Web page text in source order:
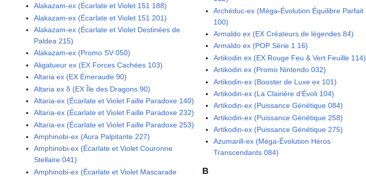
Alakazam-ex (Écarlate et Violet 151 188)
Alakazam-ex (Écarlate et Violet 151 201)
Alakazam-ex (Écarlate et Violet Destinées de
Paldea 215)
Alakazam-ex (Promo SV 050)
Aligatueur ex (EX Forces Cachées 103)
Altaria ex (EX Émeraude 90)
Altaria ex δ (EX Île des Dragons 90)
Altaria-ex (Écarlate et Violet Faille Paradoxe 140)
Altaria-ex (Écarlate et Violet Faille Paradoxe 232)
Altaria-ex (Écarlate et Violet Faille Paradoxe 253)
Amphinobi-ex (Aura Palpitante 227)
Amphinobi-ex (Écarlate et Violet Couronne
Stellaire 041)
Amphinobi-ex (Écarlate et Violet Mascarade
Archéduc-ex (Méga-Évolution Équilibre Parfait
100)
Armaldo ex (EX Créateurs de légendes 84)
Armaldo ex (POP Série 1 16)
Artikodin ex (EX Rouge Feu & Vert Feuille 114)
Artikodin ex (Promo Nintendo 032)
Artikodin-ex (Booster de Luxe ex 101)
Artikodin-ex (La Clairière d'Évoli 104)
Artikodin-ex (Puissance Génétique 084)
Artikodin-ex (Puissance Génétique 258)
Artikodin-ex (Puissance Génétique 275)
Azumarill-ex (Méga-Évolution Héros
Transcendants 084)
B